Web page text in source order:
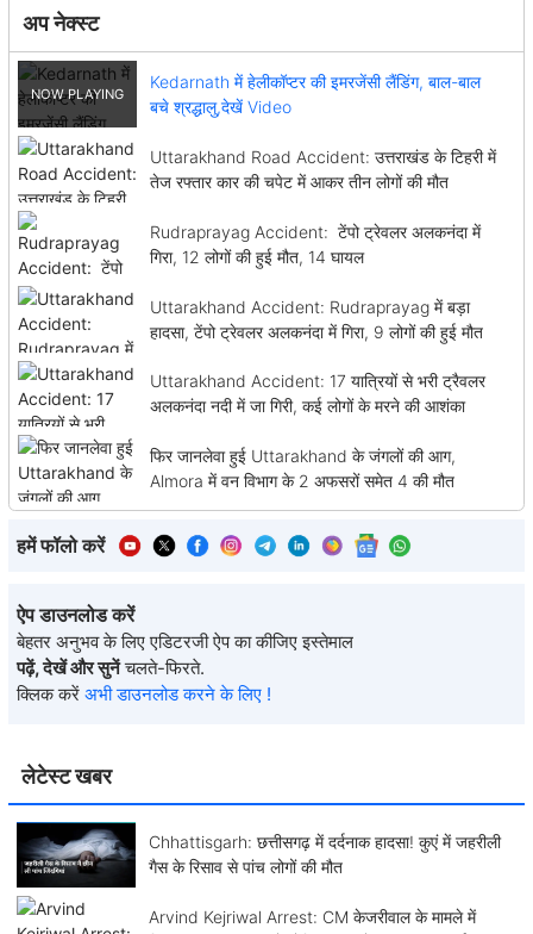
लेटेस्ट खबर
Chhattisgarh: छत्तीसगढ़ में दर्दनाक हादसा! कुएं में जहरीली
गैस के रिसाव से पांच लोगों की मौत
Arvind Kejriwal Arrest: CM केजरीवाल के मामले में
अप नेक्स्ट
Kedarnath में हेलीकॉप्टर की इमरजेंसी लैंडिंग, बाल-बाल
बचे श्रद्धालु,देखें Video
Uttarakhand Road Accident: उत्तराखंड के टिहरी में
तेज रफ्तार कार की चपेट में आकर तीन लोगों की मौत
Rudraprayag Accident: टेंपो ट्रेवलर अलकनंदा में
गिरा, 12 लोगों की हुई मौत, 14 घायल
Uttarakhand Accident: Rudraprayag में बड़ा
हादसा, टेंपो ट्रेवलर अलकनंदा में गिरा, 9 लोगों की हुई मौत
Uttarakhand Accident: 17 यात्रियों से भरी ट्रैवलर
अलकनंदा नदी में जा गिरी, कई लोगों के मरने की आशंका
फिर जानलेवा हुई Uttarakhand के जंगलों की आग,
Almora में वन विभाग के 2 अफसरों समेत 4 की मौत
हमें फॉलो करें
ऐप डाउनलोड करें
बेहतर अनुभव के लिए एडिटरजी ऐप का कीजिए इस्तेमाल
पढ़ें, देखें और सुनें चलते-फिरते.
क्लिक करें अभी डाउनलोड करने के लिए !